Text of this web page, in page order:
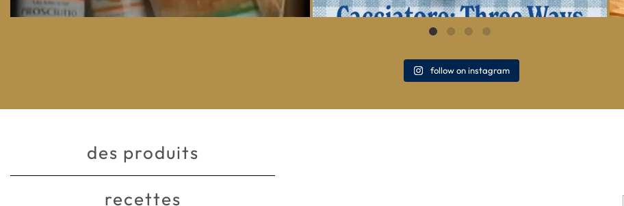
follow on instagram
des produits
recettes